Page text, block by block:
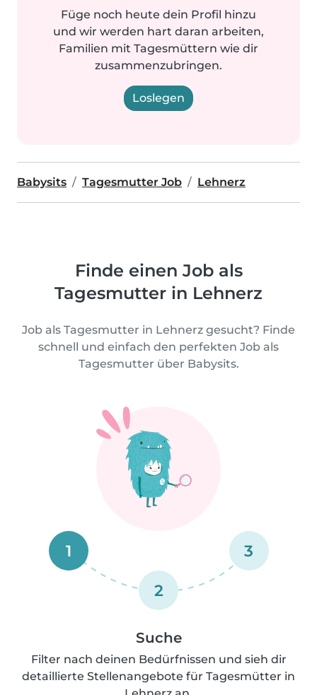
Füge noch heute dein Profil hinzu
und wir werden hart daran arbeiten,
Familien mit Tagesmüttern wie dir
zusammenzubringen.
Loslegen
Babysits Tagesmutter Job Lehnerz
Finde einen Job als
Tagesmutter in Lehnerz
Job als Tagesmutter in Lehnerz gesucht? Finde
schnell und einfach den perfekten Job als
Tagesmutter über Babysits.
1
2
3
Suche
Filter nach deinen Bedürfnissen und sieh dir
detaillierte Stellenangebote für Tagesmütter in